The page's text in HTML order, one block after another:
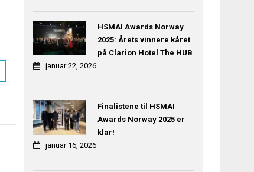
HSMAI Awards Norway
2025: Årets vinnere kåret
på Clarion Hotel The HUB
januar 22, 2026
Finalistene til HSMAI
Awards Norway 2025 er
klar!
januar 16, 2026